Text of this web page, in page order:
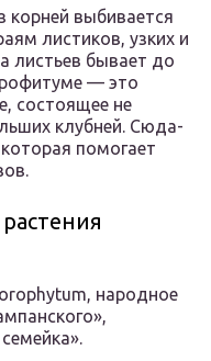
корней выбивается
листиков, узких и
листьев бывает до
— это
состоящее не
клубней. Сюда-
помогает
народное